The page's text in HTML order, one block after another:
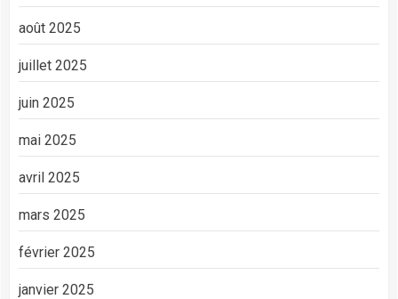
août 2025
juillet 2025
juin 2025
mai 2025
avril 2025
mars 2025
février 2025
janvier 2025